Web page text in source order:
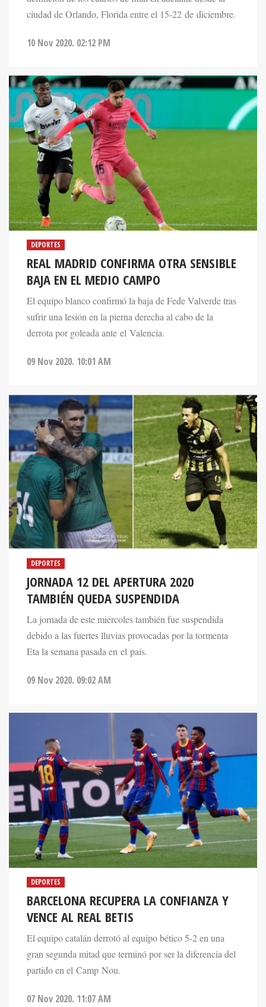
ciudad de Orlando, Florida entre el 15-22 de diciembre.
10 Nov 2020. 02:12 PM
DEPORTES
REAL MADRID CONFIRMA OTRA SENSIBLE
BAJA EN EL MEDIO CAMPO
El equipo blanco confirmó la baja de Fede Valverde tras
sufrir una lesión en la pierna derecha al cabo de la
derrota por goleada ante el Valencia.
09 Nov 2020. 10:01 AM
DEPORTES
JORNADA 12 DEL APERTURA 2020
TAMBIÉN QUEDA SUSPENDIDA
La jornada de este miércoles también fue suspendida
debido a las fuertes lluvias provocadas por la tormenta
Eta la semana pasada en el país.
09 Nov 2020. 09:02 AM
DEPORTES
BARCELONA RECUPERA LA CONFIANZA Y
VENCE AL REAL BETIS
El equipo catalán derrotó al equipo bético 5-2 en una
gran segunda mitad que terminó por ser la diferencia del
partido en el Camp Nou.
07 Nov 2020. 11:07 AM